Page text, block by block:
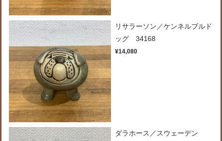
リサラーソン／ケンネルブルド
ッグ 34168
¥14,080
ダラホース／スウェーデン